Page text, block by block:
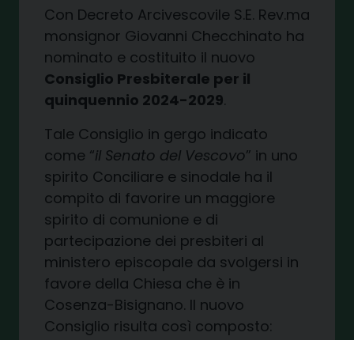
Con Decreto Arcivescovile S.E. Rev.ma
monsignor Giovanni Checchinato ha
nominato e costituito il nuovo
Consiglio Presbiterale per il
quinquennio 2024-2029.
Tale Consiglio in gergo indicato
come “il Senato del Vescovo” in uno
spirito Conciliare e sinodale ha il
compito di favorire un maggiore
spirito di comunione e di
partecipazione dei presbiteri al
ministero episcopale da svolgersi in
favore della Chiesa che è in
Cosenza-Bisignano. Il nuovo
Consiglio risulta così composto: